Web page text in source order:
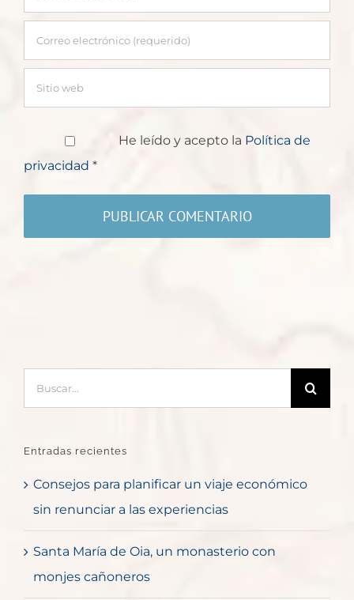
He leído y acepto la Política de
privacidad *
Entradas recientes
Consejos para planificar un viaje económico
sin renunciar a las experiencias
Santa María de Oia, un monasterio con
monjes cañoneros